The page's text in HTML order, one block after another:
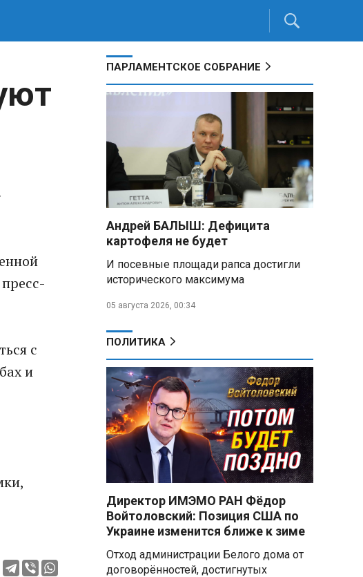
с
и
ПАРЛАМЕНТСКОЕ СОБРАНИЕ
Андрей БАЛЫШ: Дефицита
картофеля не будет
И посевные площади рапса достигли
исторического максимума
05 августа 2026, 00:34
ПОЛИТИКА
Директор ИМЭМО РАН Фёдор
Войтоловский: Позиция США по
Украине изменится ближе к зиме
Отход администрации Белого дома от
договорённостей, достигнутых